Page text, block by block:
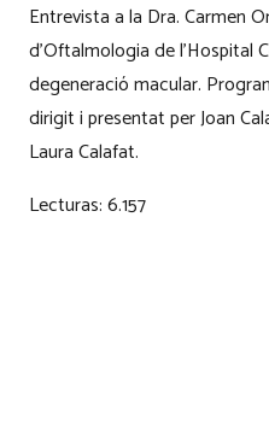
Entrevista a la Dra. Carmen
d’Oftalmologia de l’Hospital
degeneració macular.
dirigit i presentat per Joan
Laura Calafat.
Lecturas:6.157